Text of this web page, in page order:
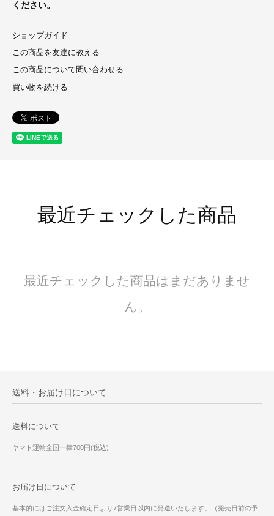
ください。
ショップガイド
この商品を友達に教える
この商品について問い合わせる
買い物を続ける
最近チェックした商品
最近チェックした商品はまだありませ
ん。
送料・お届け日について
送料について
ヤマト運輸全国一律700円(税込)
お届け日について
基本的にはご注文入金確定日より7営業日以内に発送いたします。（発売日前の予